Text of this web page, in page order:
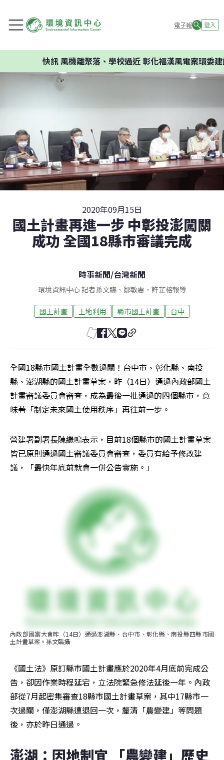
電子報 登入
風機離聚落、學校過近 彰化福漢風電案環委建議不應開
2020年09月15日
國土計畫再進一步 中彰投澎闖關
成功 全國18縣市審議完成
時事新聞/台灣新聞
環境資訊中心 記者孫文臨、鄒敏惠、許芷榕報導
國土計畫 土地利用 縣市國土計畫 台中
全國18縣市國土計畫全數過關！台中市、彰化縣、南投
縣、澎湖縣的國土計畫草案，昨（14日）通過內政部國土
計畫審議委員會審查，成為最後一批通過的四個縣市，意
味著「制定未來國土使用秩序」再往前一步。
營建署副署長陳繼鳴表示，目前18個縣市的國土計畫草案
皆已原則通過國土審議委員會審查，委員有給予修改建
議，「最快年底前就會一併公告實施。」
內政部國審大會昨（14日）通過澎湖縣、台中市、彰化縣、南投縣四縣市國
土計畫草案。孫文臨攝
《國土法》原訂縣市國土計畫應於2020年4月底前完成公
告，卻因作業時程延宕，立法院緊急修法延後一年。內政
部從7月起密集審查18縣市國土計畫草案，其中17縣市一
次過關，僅澎湖縣遭退回一次，釐清「農變建」等問題
後，亦於昨日通過。
澎湖：因地制宜 「農變建」歷史